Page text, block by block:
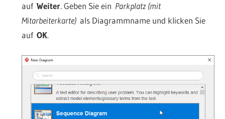
auf Weiter. Geben Sie ein Parkplatz (mit
Mitarbeiterkarte)als Diagrammname und klicken Sie
auf OK.